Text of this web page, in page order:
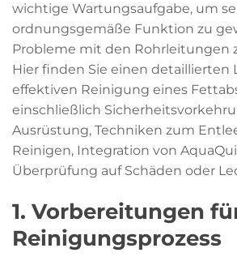
wichtige Wartungsaufgabe, um
ordnungsgemäße Funktion zu
Probleme mit den Rohrleitungen
Hier finden Sie einen detaillierten
effektiven Reinigung eines
einschließlich
Ausrüstung, Techniken zum
Reinigen, Integration von
Überprüfung auf Schäden oder
1. Vorbereitungen
Reinigungsprozess